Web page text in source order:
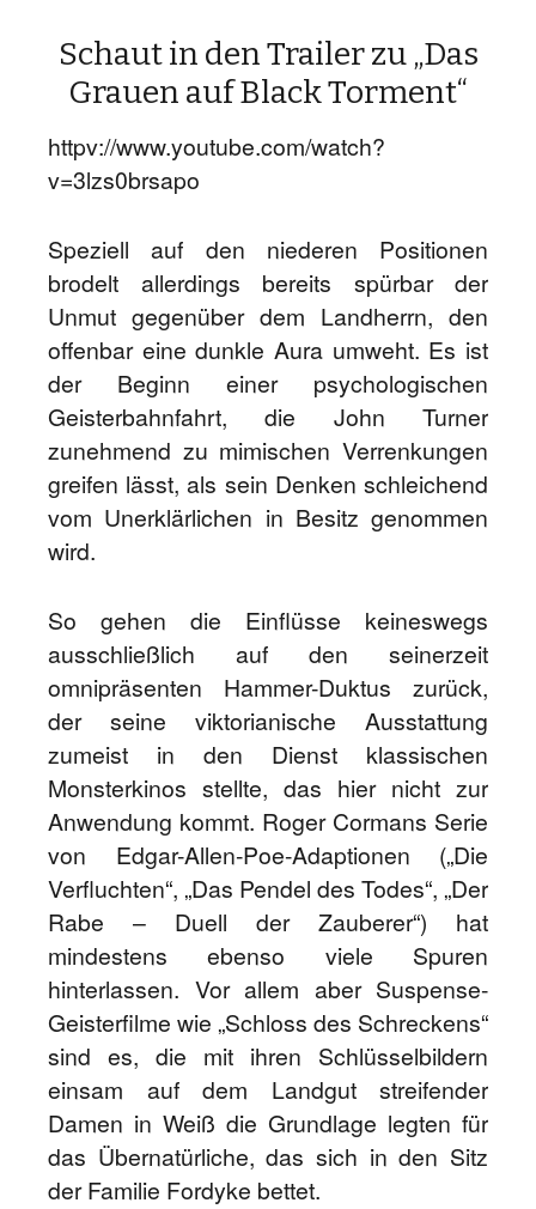
Schaut in den Trailer zu „Das
Grauen auf Black Torment“
httpv://www.youtube.com/watch?
v=3lzs0brsapo
Speziell auf den niederen Positionen
brodelt allerdings bereits spürbar der
Unmut gegenüber dem Landherrn, den
offenbar eine dunkle Aura umweht. Es ist
der Beginn einer psychologischen
Geisterbahnfahrt, die John Turner
zunehmend zu mimischen Verrenkungen
greifen lässt, als sein Denken schleichend
vom Unerklärlichen in Besitz genommen
wird.
So gehen die Einflüsse keineswegs
ausschließlich auf den seinerzeit
omnipräsenten Hammer-Duktus zurück,
der seine viktorianische Ausstattung
zumeist in den Dienst klassischen
Monsterkinos stellte, das hier nicht zur
Anwendung kommt. Roger Cormans Serie
von Edgar-Allen-Poe-Adaptionen („Die
Verfluchten“, „Das Pendel des Todes“, „Der
Rabe – Duell der Zauberer“) hat
mindestens ebenso viele Spuren
hinterlassen. Vor allem aber Suspense-
Geisterfilme wie „Schloss des Schreckens“
sind es, die mit ihren Schlüsselbildern
einsam auf dem Landgut streifender
Damen in Weiß die Grundlage legten für
das Übernatürliche, das sich in den Sitz
der Familie Fordyke bettet.